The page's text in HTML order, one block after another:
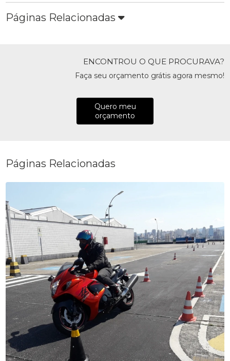
Páginas Relacionadas
ENCONTROU O QUE PROCURAVA?
Faça seu orçamento grátis agora mesmo!
Quero meu
orçamento
Páginas Relacionadas